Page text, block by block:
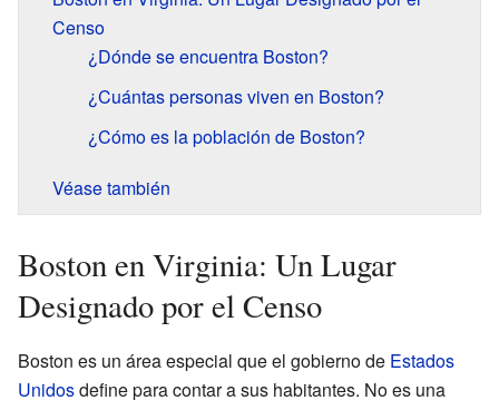
Censo
¿Dónde se encuentra Boston?
¿Cuántas personas viven en Boston?
¿Cómo es la población de Boston?
Véase también
Boston en Virginia: Un Lugar
Designado por el Censo
Boston es un área especial que el gobierno de Estados
Unidosdefine para contar a sus habitantes. No es una